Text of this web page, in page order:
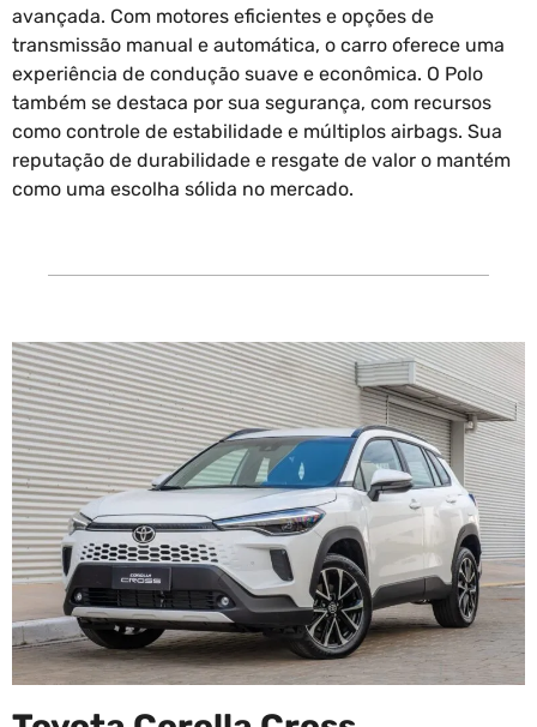
avançada. Com motores eficientes e opções de
transmissão manual e automática, o carro oferece uma
experiência de condução suave e econômica. O Polo
também se destaca por sua segurança, com recursos
como controle de estabilidade e múltiplos airbags. Sua
reputação de durabilidade e resgate de valor o mantém
como uma escolha sólida no mercado.